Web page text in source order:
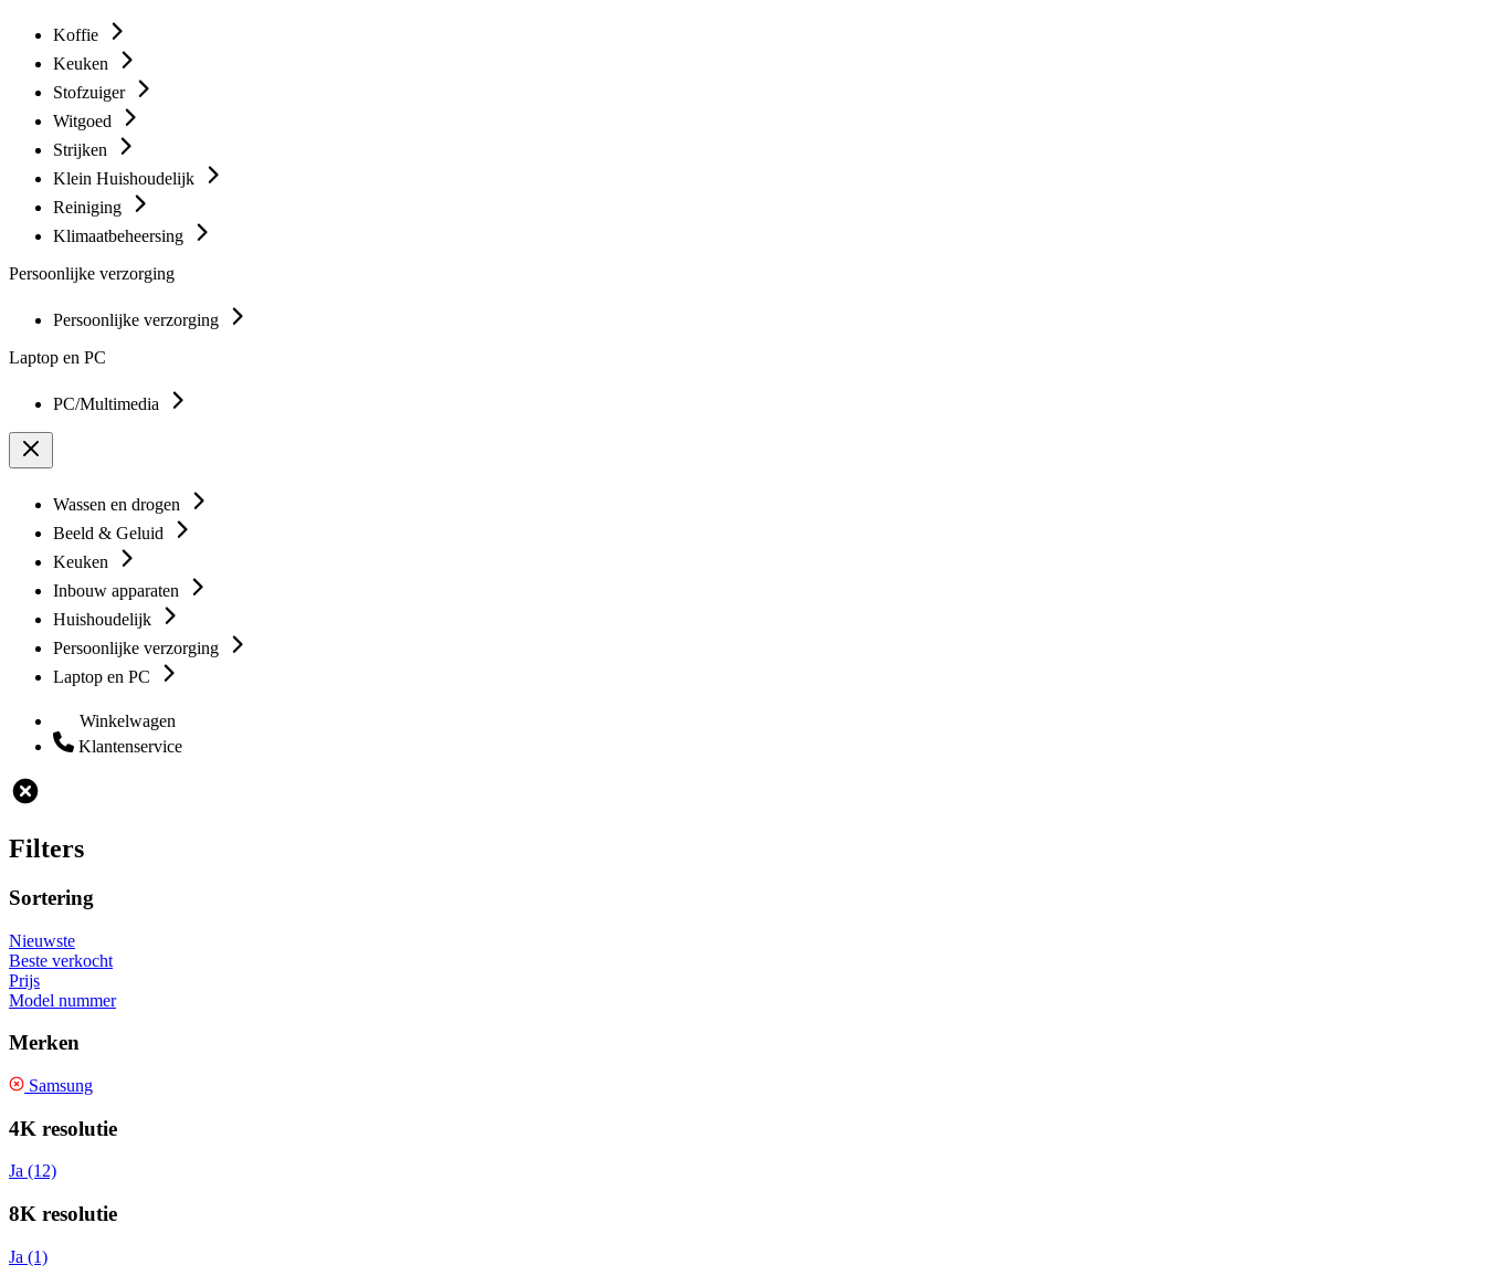
Koffie
Keuken
Stofzuiger
Witgoed
Strijken
Klein Huishoudelijk
Reiniging
Klimaatbeheersing
Persoonlijke verzorging
Persoonlijke verzorging
Laptop en PC
PC/Multimedia
Wassen en drogen
Beeld & Geluid
Keuken
Inbouw apparaten
Huishoudelijk
Persoonlijke verzorging
Laptop en PC
Winkelwagen
Klantenservice
Filters
Sortering
Nieuwste
Beste verkocht
Prijs
Model nummer
Merken
Samsung
4K resolutie
Ja (12)
8K resolutie
Ja (1)